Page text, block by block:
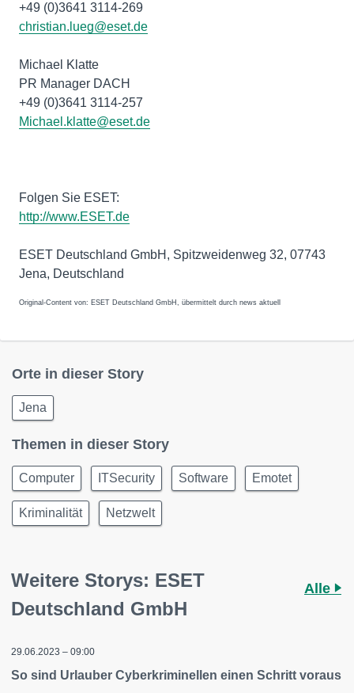
+49 (0)3641 3114-269
christian.lueg@eset.de
Michael Klatte
PR Manager DACH
+49 (0)3641 3114-257
Michael.klatte@eset.de
Folgen Sie ESET:
http://www.ESET.de
ESET Deutschland GmbH, Spitzweidenweg 32, 07743
Jena, Deutschland
Original-Content von: ESET Deutschland GmbH, übermittelt durch news aktuell
Orte in dieser Story
Jena
Themen in dieser Story
Computer ITSecurity Software Emotet
Kriminalität Netzwelt
Weitere Storys: ESET
Deutschland GmbH
Alle
29.06.2023 – 09:00
So sind Urlauber Cyberkriminellen einen Schritt voraus